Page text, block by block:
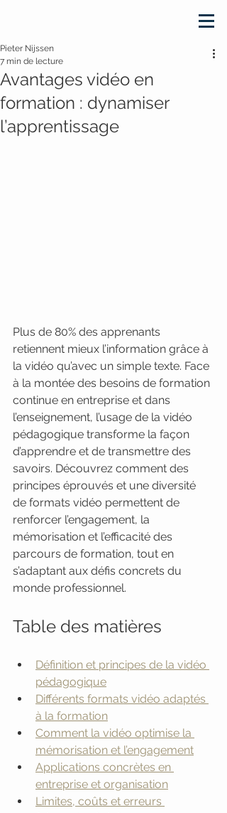
Avantages vidéo en
formation : dynamiser
l’apprentissage
Pieter Nijssen
7 min de lecture
Plus de 80% des apprenants
retiennent mieux l’information grâce à
la vidéo qu’avec un simple texte. Face
à la montée des besoins de formation
continue en entreprise et dans
l’enseignement, l’usage de la vidéo
pédagogique transforme la façon
d’apprendre et de transmettre des
savoirs. Découvrez comment des
principes éprouvés et une diversité
de formats vidéo permettent de
renforcer l’engagement, la
mémorisation et l’efficacité des
parcours de formation, tout en
s’adaptant aux défis concrets du
monde professionnel.
Table des matières
Définition et principes de la vidéo
pédagogique
Différents formats vidéo adaptés
à la formation
Comment la vidéo optimise la
mémorisation et l’engagement
Applications concrètes en
entreprise et organisation
Limites, coûts et erreurs